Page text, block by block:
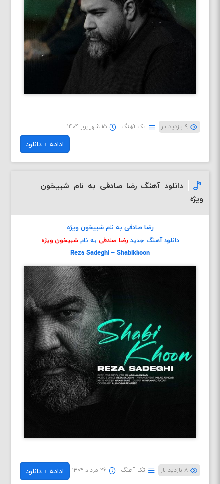
۹ بازدید بار تک آهنگ ۱۵ شهریور ۱۴۰۴
ادامه + دانلود
دانلود آهنگ رضا صادقی به نام شبیخون
ویژه
رضا صادقی به نام شبیخون ویژه
دانلود آهنگ جدید رضا صادقی به نامشبیخون ویژه
Reza Sadeghi – Shabikhoon
۸ بازدید بار تک آهنگ ۲۶ مرداد ۱۴۰۴ ادامه + دانلود